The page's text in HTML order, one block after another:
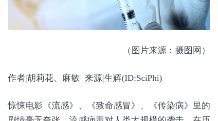
（图片来源：摄图网）
作者|胡莉花、麻敏 来源|生辉(ID:SciPhi)
惊悚电影《流感》、《致命感冒》、《传染病》里的